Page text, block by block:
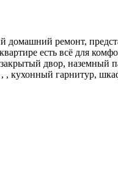
ремонт,
есть всё для
двор, наземный
, кухонный гарнитур,